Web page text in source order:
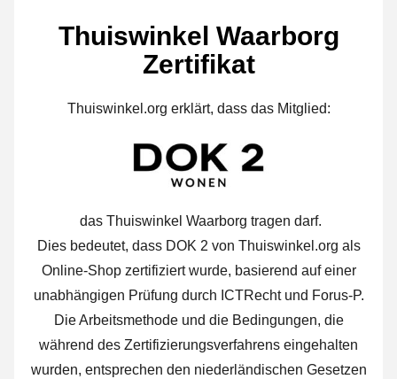
Thuiswinkel Waarborg
Zertifikat
Thuiswinkel.org erklärt, dass das Mitglied:
das Thuiswinkel Waarborg tragen darf.
Dies bedeutet, dass DOK 2 von Thuiswinkel.org als
Online-Shop zertifiziert wurde, basierend auf einer
unabhängigen Prüfung durch ICTRecht und Forus-P.
Die Arbeitsmethode und die Bedingungen, die
während des Zertifizierungsverfahrens eingehalten
wurden, entsprechen den niederländischen Gesetzen